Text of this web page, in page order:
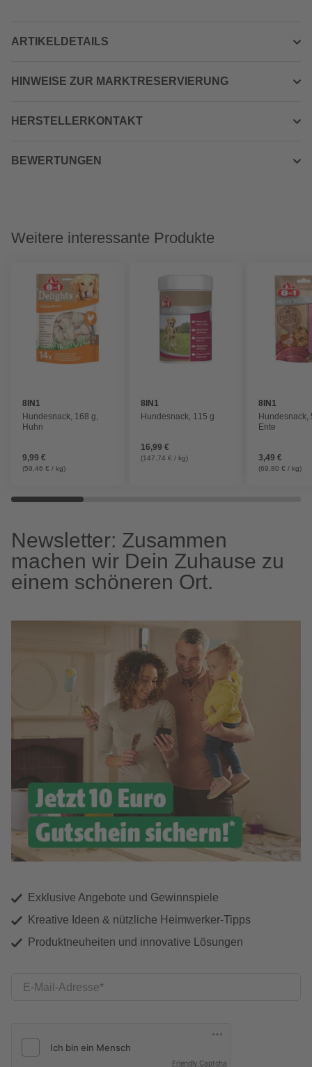
ARTIKELDETAILS
HINWEISE ZUR MARKTRESERVIERUNG
HERSTELLERKONTAKT
BEWERTUNGEN
Weitere interessante Produkte
8IN1
Hundesnack, 168 g,
Huhn
9,99 €
(59,46 € / kg)
8IN1
Hundesnack, 115 g
16,99 €
(147,74 € / kg)
8IN1
Hundesnack,
Ente
3,49 €
(69,80 € / kg)
Newsletter: Zusammen
machen wir Dein Zuhause zu
einem schöneren Ort.
Exklusive Angebote und Gewinnspiele
Kreative Ideen & nützliche Heimwerker-Tipps
Produktneuheiten und innovative Lösungen
E-Mail-Adresse
Friendly Captcha